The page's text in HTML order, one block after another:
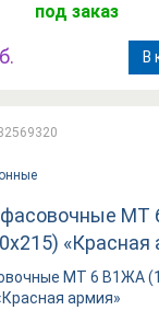
под заказ
В
МТ 6 В1ЖА
армия»